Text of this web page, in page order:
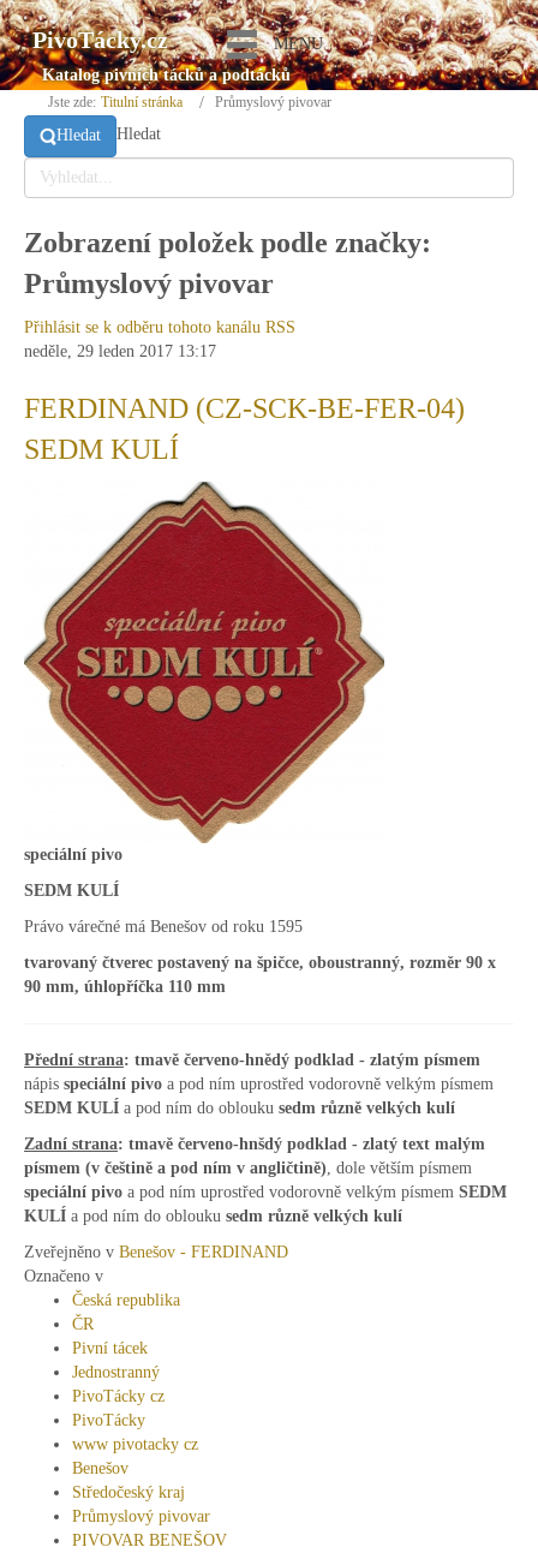
MENU
Katalog pivních tácků a podtácků
PivoTácky.cz
Jste zde: Titulní stránka Průmyslový pivovar
Hledat Hledat
Zobrazení položek podle značky:
Průmyslový pivovar
Přihlásit se k odběru tohoto kanálu RSS
neděle, 29 leden 2017 13:17
FERDINAND (CZ-SCK-BE-FER-04)
SEDM KULÍ
speciální pivo
SEDM KULÍ
Právo várečné má Benešov od roku 1595
tvarovaný čtverec postavený na špičce, oboustranný, rozměr 90 x
90 mm, úhlopříčka 110 mm
Přední strana: tmavě červeno-hnědý podklad - zlatým písmem
nápis speciální pivo a pod ním uprostřed vodorovně velkým písmem
SEDM KULÍ a pod ním do oblouku sedm různě velkých kulí
Zadní strana: tmavě červeno-hnšdý podklad - zlatý text malým
písmem (v češtině a pod ním v angličtině) , dole větším písmem
speciální pivo a pod ním uprostřed vodorovně velkým písmem SEDM
KULÍ a pod ním do oblouku sedm různě velkých kulí
Zveřejněno v Benešov - FERDINAND
Označeno v
Česká republika
ČR
Pivní tácek
Jednostranný
PivoTácky cz
PivoTácky
www pivotacky cz
Benešov
Středočeský kraj
Průmyslový pivovar
PIVOVAR BENEŠOV